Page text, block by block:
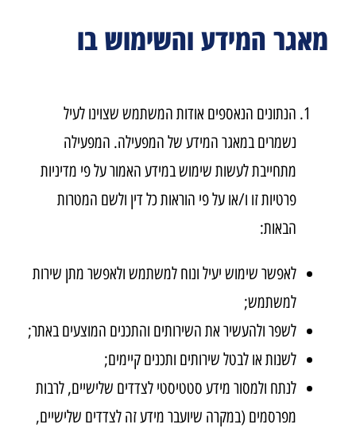
מאגר המידע והשימוש בו
הנתונים הנאספים אודות המשתמש שצוינו לעיל
נשמרים במאגר המידע של המפעילה. המפעילה
מתחייבת לעשות שימוש במידע האמור על פי מדיניות
פרטיות זו ו/או על פי הוראות כל דין ולשם המטרות
הבאות:
לאפשר שימוש יעיל ונוח למשתמש ולאפשר מתן שירות
למשתמש;
לשפר ולהעשיר את השירותים והתכנים המוצעים באתר;
לשנות או לבטל שירותים ותכנים קיימים;
לנתח ולמסור מידע סטטיסטי לצדדים שלישיים, לרבות
מפרסמים (במקרה שיועבר מידע זה לצדדים שלישיים,